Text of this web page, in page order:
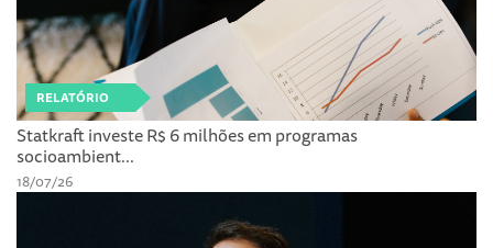
RELATÓRIO
Statkraft investe R$ 6 milhões em programas
socioambient...
18/07/26